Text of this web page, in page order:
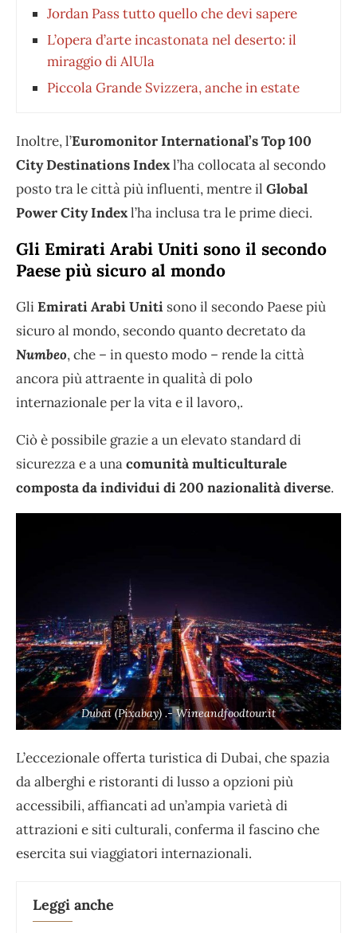
Jordan Pass tutto quello che devi sapere
L’opera d’arte incastonata nel deserto: il
miraggio di AlUla
Piccola Grande Svizzera, anche in estate
Inoltre, l’Euromonitor International’s Top 100
City Destinations Indexl’ha collocata al secondo
posto tra le città più influenti, mentre il Global
Power City Indexl’ha inclusa tra le prime dieci.
Gli Emirati Arabi Uniti sono il secondo
Paese più sicuro al mondo
GliEmirati Arabi Uniti sono il secondo Paese più
sicuro al mondo, secondo quanto decretato da
Numbeo, che – in questo modo – rende la città
ancora più attraente in qualità di polo
internazionale per la vita e il lavoro,.
Ciò è possibile grazie a un elevato standard di
sicurezza e a unacomunità multiculturale
composta da individui di 200 nazionalità diverse.
Dubai (Pixabay) .- Wineandfoodtour.it
L’eccezionale offerta turistica di Dubai, che spazia
da alberghi e ristoranti di lusso a opzioni più
accessibili, affiancati ad un’ampia varietà di
attrazioni e siti culturali, conferma il fascino che
esercita sui viaggiatori internazionali.
Leggi anche